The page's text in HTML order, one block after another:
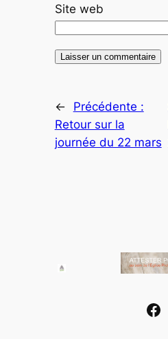
Site web
←
Précédente :
Retour sur la
journée du 22 mars
Facebook